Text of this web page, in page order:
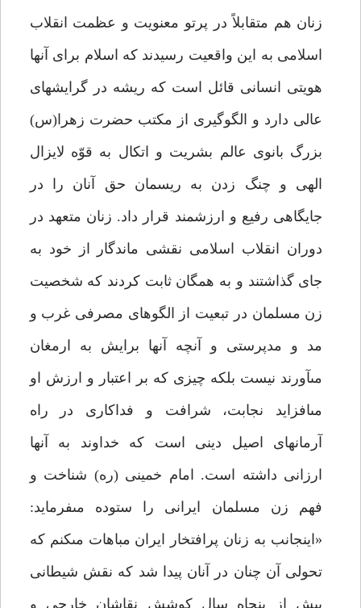
زنان هم متقابلاً در پرتو معنويت و عظمت انقلاب
اسلامى به اين واقعيت رسيدند كه اسلام براى آنها
هويتى انسانى قائل است كه ريشه در گرايشهاى
عالى دارد و الگوگيرى از مكتب حضرت زهرا(س)
بزرگ بانوى عالم بشريت و اتكال به قوّه لايزال
الهى و چنگ زدن به ريسمان حق آنان را در
جايگاهى رفيع و ارزشمند قرار داد. زنان متعهد در
دوران انقلاب اسلامى نقشى ماندگار از خود به
جاى گذاشتند و به همگان ثابت كردند كه شخصيت
زن مسلمان در تبعيت از الگوهاى مصرفى غرب و
مد و مدپرستى و آنچه آنها برايش به ارمغان
مى‏آورند نيست بلكه چيزى كه بر اعتبار و ارزش او
مى‏افزايد نجابت، شرافت و فداكارى در راه
آرمانهاى اصيل دينى است كه خداوند به آن‏ها
ارزانى داشته است. امام خمينى (ره) شناخت و
فهم زن مسلمان ايرانى را ستوده مى‏فرمايد:
«اينجانب به زنان پرافتخار ايران مباهات مى‏كنم كه
تحولى آن چنان در آنان پيدا شد كه نقش شيطانى
بيش از پنجاه سال كوشش نقاشان خارجى و